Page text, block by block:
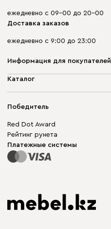
ежедневно с 09-00 до 20-00
Доставка заказов
ежедневно с 9:00 до 23:00
Информация для покупателей
О компании
Гарантия
Для бизнеса
Карта сайта
Каталог
Корпусная мебель
Модульная мебель
Столы и стулья
Победитель
Red Dot Award
Рейтинг рунета
Платежные системы